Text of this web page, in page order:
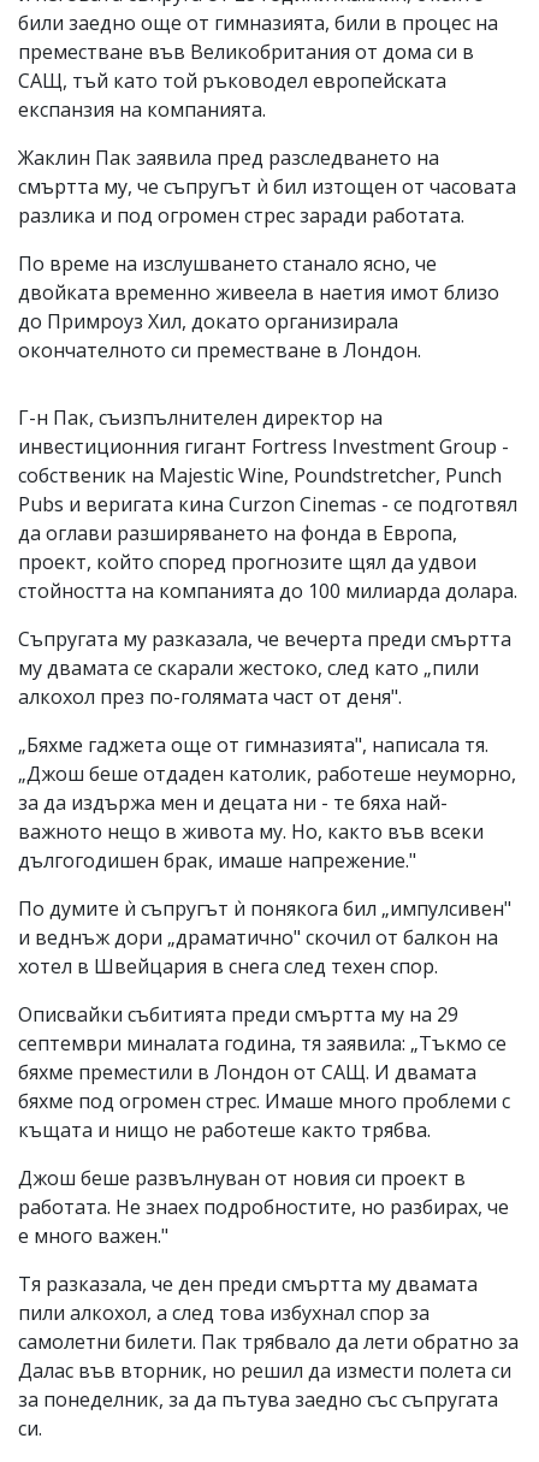
били заедно още от гимназията, били в процес на
преместване във Великобритания от дома си в
САЩ, тъй като той ръководел европейската
експанзия на компанията.
Жаклин Пак заявила пред разследването на
смъртта му, че съпругът ѝ бил изтощен от часовата
разлика и под огромен стрес заради работата.
По време на изслушването станало ясно, че
двойката временно живеела в наетия имот близо
до Примроуз Хил, докато организирала
окончателното си преместване в Лондон.
Г-н Пак, съизпълнителен директор на
инвестиционния гигант Fortress Investment Group -
собственик на Majestic Wine, Poundstretcher, Punch
Pubs и веригата кина Curzon Cinemas - се подготвял
да оглави разширяването на фонда в Европа,
проект, който според прогнозите щял да удвои
стойността на компанията до 100 милиарда долара.
Съпругата му разказала, че вечерта преди смъртта
му двамата се скарали жестоко, след като „пили
алкохол през по-голямата част от деня".
„Бяхме гаджета още от гимназията", написала тя.
„Джош беше отдаден католик, работеше неуморно,
за да издържа мен и децата ни - те бяха най-
важното нещо в живота му. Но, както във всеки
дългогодишен брак, имаше напрежение."
По думите ѝ съпругът ѝ понякога бил „импулсивен"
и веднъж дори „драматично" скочил от балкон на
хотел в Швейцария в снега след техен спор.
Описвайки събитията преди смъртта му на 29
септември миналата година, тя заявила: „Тъкмо се
бяхме преместили в Лондон от САЩ. И двамата
бяхме под огромен стрес. Имаше много проблеми с
къщата и нищо не работеше както трябва.
Джош беше развълнуван от новия си проект в
работата. Не знаех подробностите, но разбирах, че
е много важен."
Тя разказала, че ден преди смъртта му двамата
пили алкохол, а след това избухнал спор за
самолетни билети. Пак трябвало да лети обратно за
Далас във вторник, но решил да измести полета си
за понеделник, за да пътува заедно със съпругата
си.